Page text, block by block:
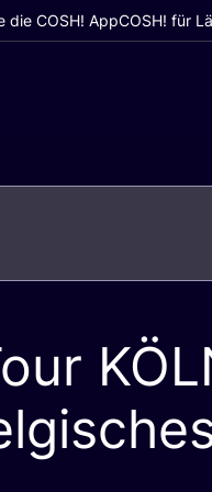
die COSH! AppCOSH! für